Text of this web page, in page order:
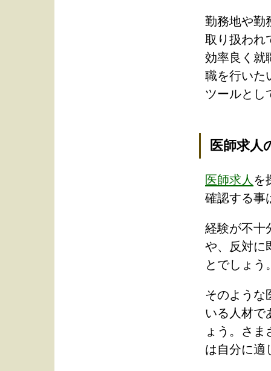
勤務地や勤
取り扱われ
効率良く就
職を行いた
ツールとし
医師求人
医師求人 を
確認する事
経験が不十
や、反対に
とでしょう
そのような
いる人材で
ょう。さ
は自分に適